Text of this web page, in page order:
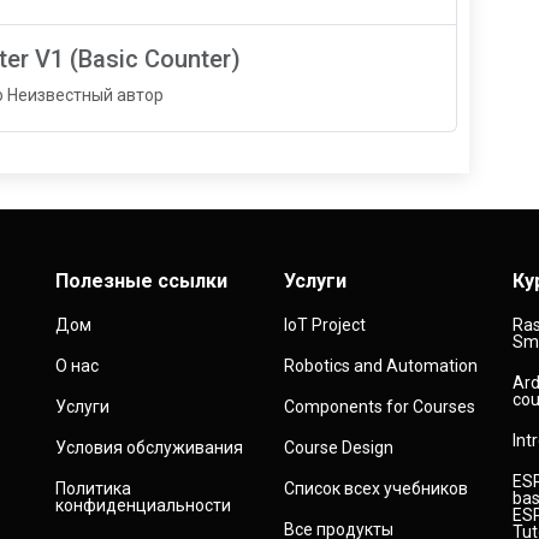
V1 (Basic Counter)
Неизвестный автор
Полезные ссылки
Дом
О нас
Услуги
Условия обслуживания
Политика
конфиденциальности
Услуги
IoT Project
Robotics and Automation
Components for Courses
Course Design
Список всех учебников
Все продукты